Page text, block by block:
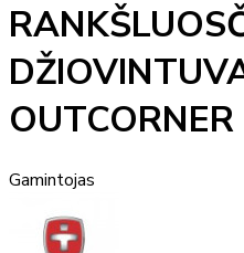
OUTCORNER
Gamintojas